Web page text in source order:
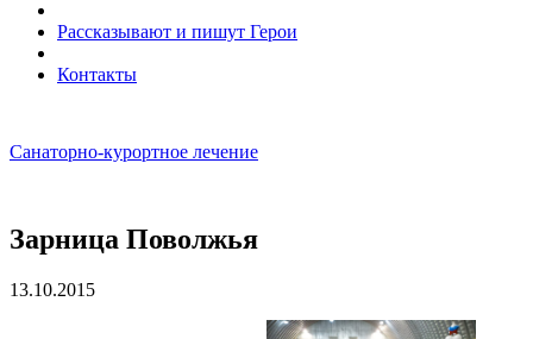
Рассказывают и пишут Герои
Контакты
Санаторно-курортное лечение
Зарница Поволжья
13.10.2015